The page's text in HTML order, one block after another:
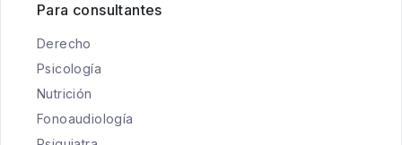
Para consultantes
Derecho
Psicología
Nutrición
Fonoaudiología